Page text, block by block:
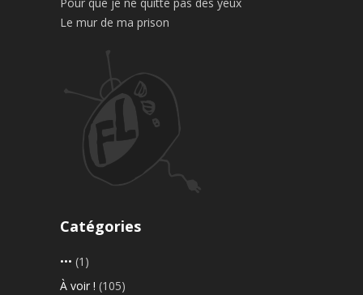
Le mur de ma prison
Catégories
••• (1)
À voir ! (105)